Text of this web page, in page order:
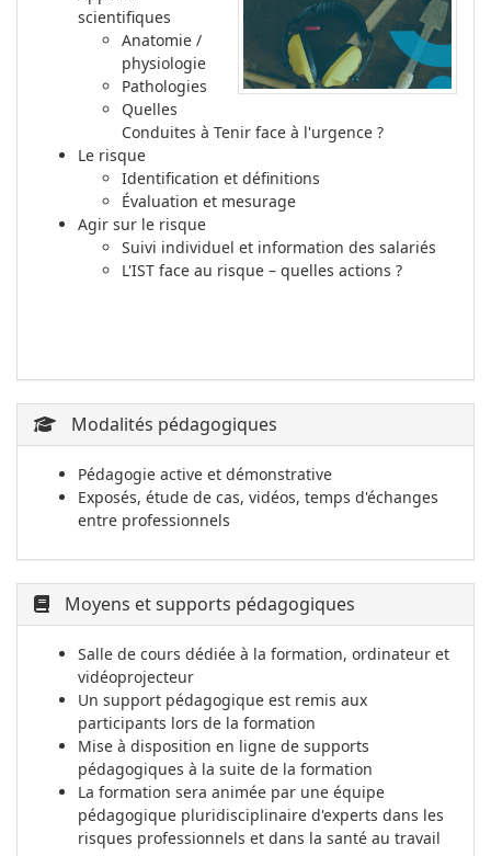
scientifiques
Anatomie /
physiologie
Pathologies
Quelles
Conduites à Tenir face à l'urgence ?
Le risque
Identification et définitions
Évaluation et mesurage
Agir sur le risque
Suivi individuel et information des salariés
L'IST face au risque – quelles actions ?
Modalités pédagogiques
Pédagogie active et démonstrative
Exposés, étude de cas, vidéos, temps d'échanges
entre professionnels
Moyens et supports pédagogiques
Salle de cours dédiée à la formation, ordinateur et
vidéoprojecteur
Un support pédagogique est remis aux
participants lors de la formation
Mise à disposition en ligne de supports
pédagogiques à la suite de la formation
La formation sera animée par une équipe
pédagogique pluridisciplinaire d'experts dans les
risques professionnels et dans la santé au travail